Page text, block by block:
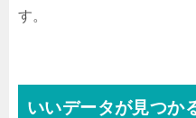
す。
いいデータが見つか